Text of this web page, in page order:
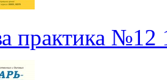
практика №12